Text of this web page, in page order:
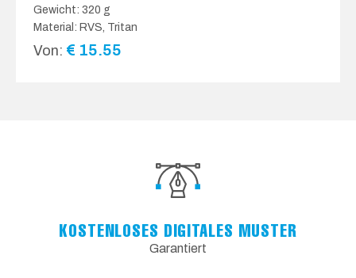
Gewicht: 320 g
Material: RVS, Tritan
Von: € 15.55
KOSTENLOSES DIGITALES MUSTER
Garantiert